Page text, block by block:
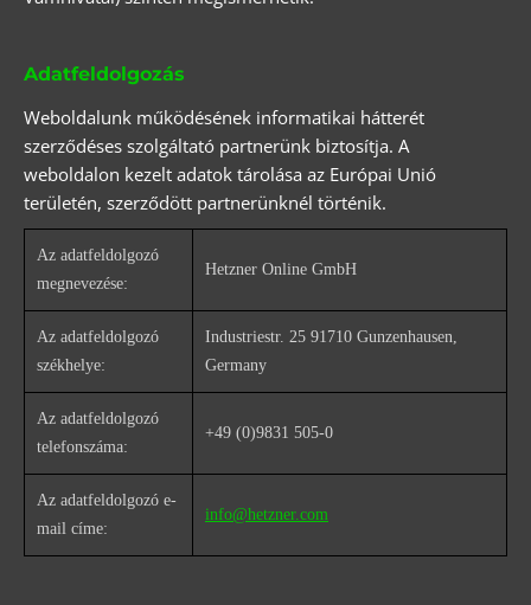
Adatfeldolgozás
Weboldalunk működésének informatikai hátterét
szerződéses szolgáltató partnerünk biztosítja. A
weboldalon kezelt adatok tárolása az Európai Unió
területén, szerződött partnerünknél történik.
Az adatfeldolgozó
megnevezése:
Hetzner Online GmbH
Az adatfeldolgozó
székhelye:
Industriestr. 25 91710 Gunzenhausen,
Germany
Az adatfeldolgozó
telefonszáma:
+49 (0)9831 505-0
Az adatfeldolgozó e-
mail címe:
info@hetzner.com